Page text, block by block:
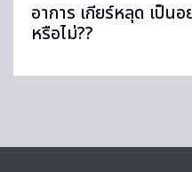
อาการ เกียร์หลุด เป็น
หรือไม่??